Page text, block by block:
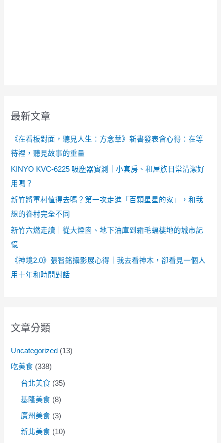
最新文章
《在看板對面，聽見人生：方念華》新書發表會心得：在等
待裡，聽見故事的重量
KINYO KVC-6225 吸塵器實測｜小套房、租屋族日常清潔好
用嗎？
新竹將軍村值得去嗎？第一次走進「百顆星星的家」，和我
想的眷村完全不同
新竹六燃走讀｜從大煙囪、地下油庫到霜毛蝠棲地的城市記
憶
《神境2.0》張智銘攝影展心得｜我去看神木，卻看見一個人
用十年和時間對話
文章分類
Uncategorized (13)
吃美食 (338)
台北美食 (35)
基隆美食 (8)
廣州美食 (3)
新北美食 (10)